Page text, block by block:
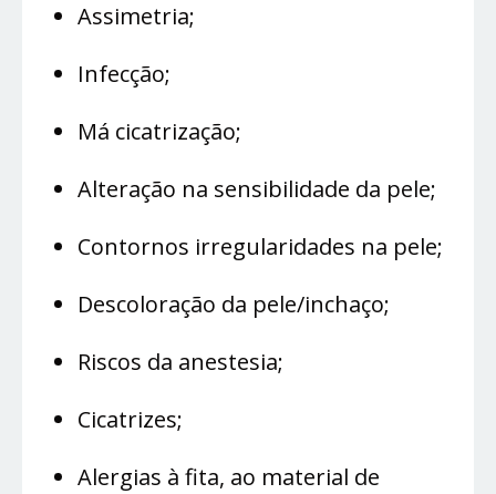
Assimetria;
Infecção;
Má cicatrização;
Alteração na sensibilidade da pele;
Contornos irregularidades na pele;
Descoloração da pele/inchaço;
Riscos da anestesia;
Cicatrizes;
Alergias à fita, ao material de